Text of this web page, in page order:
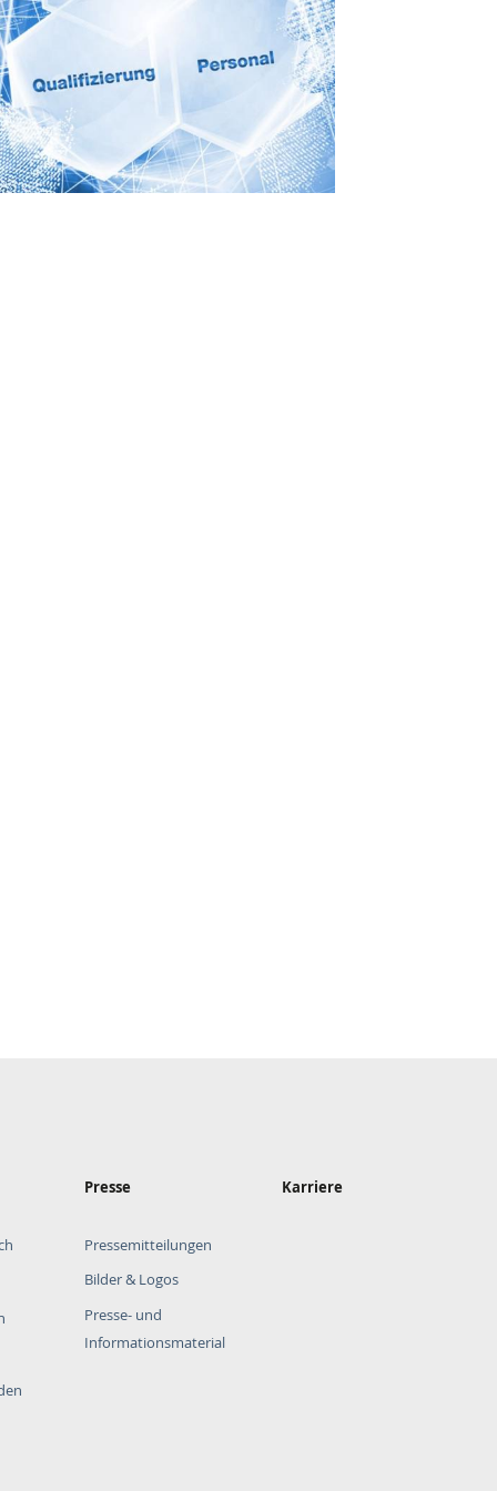
Presse
Pressemitteilungen
Bilder & Logos
Presse- und
Informationsmaterial
Karriere